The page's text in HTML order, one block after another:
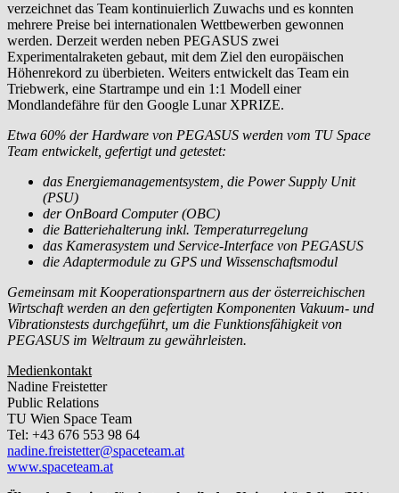
verzeichnet das Team kontinuierlich Zuwachs und es konnten
mehrere Preise bei internationalen Wettbewerben gewonnen
werden. Derzeit werden neben PEGASUS zwei
Experimentalraketen gebaut, mit dem Ziel den europäischen
Höhenrekord zu überbieten. Weiters entwickelt das Team ein
Triebwerk, eine Startrampe und ein 1:1 Modell einer
Mondlandefähre für den Google Lunar XPRIZE.
Etwa 60% der Hardware von PEGASUS werden vom TU Space
Team entwickelt, gefertigt und getestet:
das Energiemanagementsystem, die Power Supply Unit
(PSU)
der OnBoard Computer (OBC)
die Batteriehalterung inkl. Temperaturregelung
das Kamerasystem und Service-Interface von PEGASUS
die Adaptermodule zu GPS und Wissenschaftsmodul
Gemeinsam mit Kooperationspartnern aus der österreichischen
Wirtschaft werden an den gefertigten Komponenten Vakuum- und
Vibrationstests durchgeführt, um die Funktionsfähigkeit von
PEGASUS im Weltraum zu gewährleisten.
Medienkontakt
Nadine Freistetter
Public Relations
TU Wien Space Team
Tel: +43 676 553 98 64
nadine.freistetter@spaceteam.at
www.spaceteam.at